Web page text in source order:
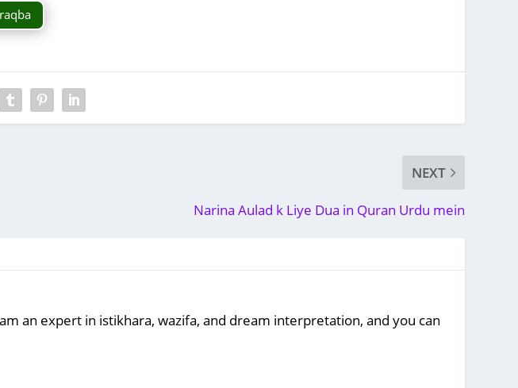
NEXT
Narina Aulad k Liye Dua in Quran Urdu mein
an expert in istikhara, wazifa, and dream interpretation, and you can